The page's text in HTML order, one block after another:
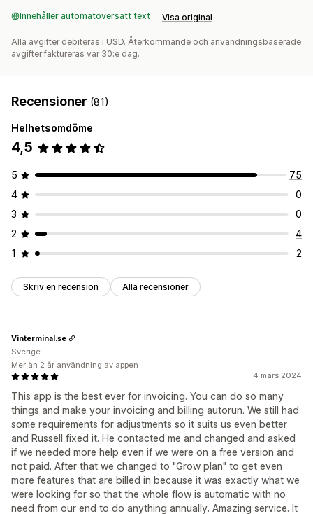
Innehåller automatöversatt text Visa original
Alla avgifter debiteras i USD. Återkommande och användningsbaserade
avgifter faktureras var 30:e dag.
Recensioner (81)
Helhetsomdöme
4,5
5
75
4
0
3
0
2
4
1
2
Skriv en recension Alla recensioner
4 mars 2024
This app is the best ever for invoicing. You can do so many
things and make your invoicing and billing autorun. We still had
some requirements for adjustments so it suits us even better
and Russell fixed it. He contacted me and changed and asked
if we needed more help even if we were on a free version and
not paid. After that we changed to "Grow plan" to get even
more features that are billed in because it was exactly what we
were looking for so that the whole flow is automatic with no
need from our end to do anything annually. Amazing service. It
Vinterminal.se
Sverige
Mer än 2 år användning av appen